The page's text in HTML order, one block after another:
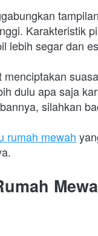
Karakteristik
lebih segar dan
dulu apa saja
silahkan
rumah mewah